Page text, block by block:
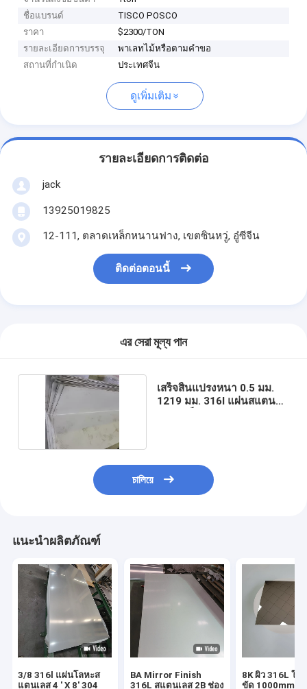
ชื่อแบรนด์
TISCO POSCO
ราคา
$2300/TON
รายละเอียดการบรรจุ
พาเลทไม้หรือตามคำขอ
สถานที่กำเนิด
ประเทศจีน
ดูเพิ่มเติม
รายละเอียดการติดต่อ
jack
13925019825
12-111, ตลาดเหล็กหนานฟาง, เขตซินหวู่, อู๋ซีจีน
ติดต่อตอนนี้
এর সেরা মূল্য পান
เสร็จสิ้นแปรงหนา 0.5 มม.
1219 มม. 316l แผ่นสแตน
চালিয়ে
แนะนำผลิตภัณฑ์
3/8 316l แผ่นโลหะส
แตนเลส 4 ' X 8' 304
BA Mirror Finish
316L สแตนเลส 2B ช่อง
8K ผิว 316L ใบ
ขัด 1000mm-